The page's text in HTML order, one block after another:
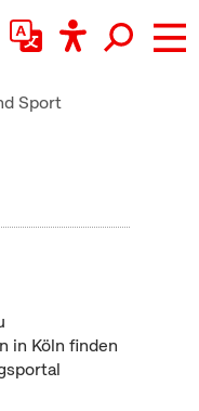
Sport
in Köln finden